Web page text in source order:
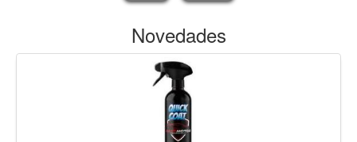
Novedades